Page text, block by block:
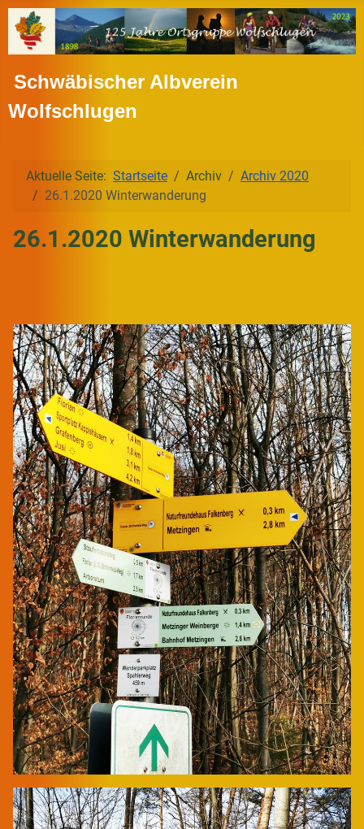
Schwäbischer Albverein
Wolfschlugen
Aktuelle Seite: Startseite Archiv
Archiv 2020
26.1.2020 Winterwanderung
26.1.2020 Winterwanderung